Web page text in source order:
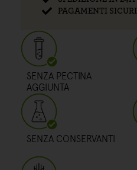
PAGAMENTI SICURI
SENZA PECTINA
AGGIUNTA
SENZA CONSERVANTI